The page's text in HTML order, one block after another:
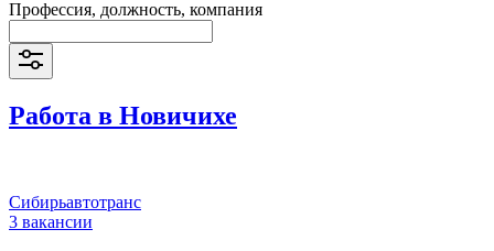
Профессия, должность, компания
Работа в Новичихе
Сибирьавтотранс
3 вакансии